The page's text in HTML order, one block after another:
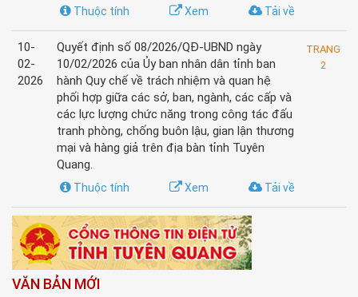
Tải về
Xem
Thuộc tính
10-
02-
2026
Quyết định số 08/2026/QĐ-UBND ngày
10/02/2026 của Ủy ban nhân dân tỉnh ban
hành Quy chế về trách nhiệm và quan hệ
phối hợp giữa các sở, ban, ngành, các cấp và
các lực lượng chức năng trong công tác đấu
tranh phòng, chống buôn lậu, gian lận thương
mại và hàng giả trên địa bàn tỉnh Tuyên
Quang.
Tải về
Xem
Thuộc tính
TRANG
2
VĂN BẢN MỚI